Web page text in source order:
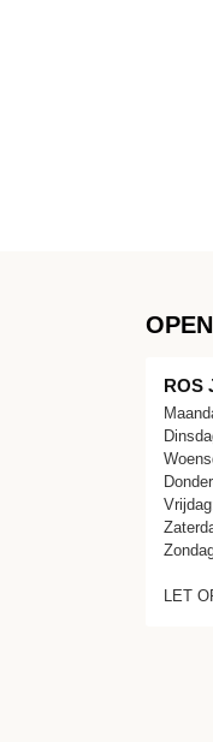
ROS
LET